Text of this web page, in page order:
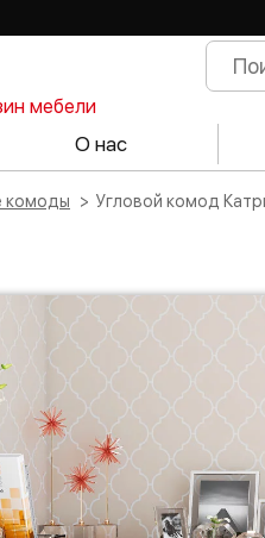
мебели
О нас
комоды Угловой комод